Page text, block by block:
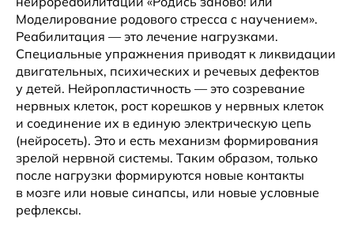
Моделирование родового стресса с научением».
Реабилитация — это лечение нагрузками.
Специальные упражнения приводят к ликвидации
двигательных, психических и речевых дефектов
у детей. Нейропластичность — это созревание
нервных клеток, рост корешков у нервных клеток
и соединение их в единую электрическую цепь
(нейросеть). Это и есть механизм формирования
зрелой нервной системы. Таким образом, только
после нагрузки формируются новые контакты
в мозге или новые синапсы, или новые условные
рефлексы.